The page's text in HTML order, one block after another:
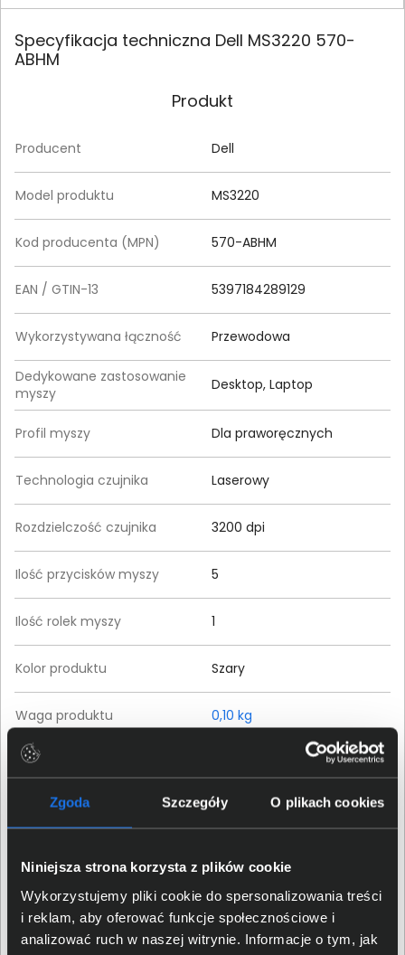
Zgoda Szczegóły O plikach cookies
Niniejsza strona korzysta z plików cookie
Wykorzystujemy pliki cookie do spersonalizowania treści
i reklam, aby oferować funkcje społecznościowe i
analizować ruch w naszej witrynie. Informacje o tym, jak
Specyfikacja techniczna Dell MS3220 570-
ABHM
Produkt
Producent Dell
Model produktu MS3220
Kod producenta (MPN) 570-ABHM
EAN / GTIN-13 5397184289129
Wykorzystywana łączność Przewodowa
Dedykowane zastosowanie
myszy
Desktop, Laptop
Profil myszy Dla praworęcznych
Technologia czujnika Laserowy
Rozdzielczość czujnika 3200 dpi
Ilość przycisków myszy 5
Ilość rolek myszy 1
Kolor produktu Szary
Waga produktu 0,10 kg
Szczegóły dotyczące zgodności produktu z
przepisami
Osoba odpowiedzialna za
produkt
Dell Sp. z o.o.; ul. Inflancka
4a, 00-189 Warszawa, PL